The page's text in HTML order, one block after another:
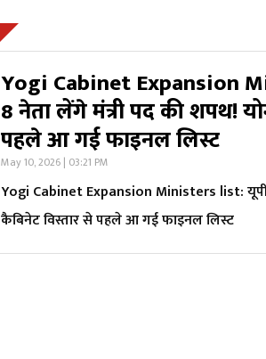
Yogi Cabinet Expansion
8 नेता लेंगे मंत्री पद की शपथ!
पहले आ गई फाइनल लिस्ट
May 10, 2026 | 03:21 PM
Yogi Cabinet Expansion Ministers list: यूपी
कैबिनेट विस्तार से पहले आ गई फाइनल लिस्ट